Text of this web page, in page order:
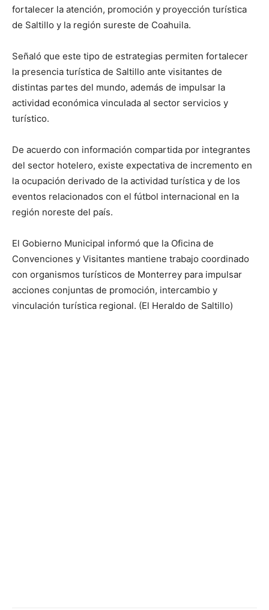
fortalecer la atención, promoción y proyección turística
de Saltillo y la región sureste de Coahuila.
Señaló que este tipo de estrategias permiten fortalecer
la presencia turística de Saltillo ante visitantes de
distintas partes del mundo, además de impulsar la
actividad económica vinculada al sector servicios y
turístico.
De acuerdo con información compartida por integrantes
del sector hotelero, existe expectativa de incremento en
la ocupación derivado de la actividad turística y de los
eventos relacionados con el fútbol internacional en la
región noreste del país.
El Gobierno Municipal informó que la Oficina de
Convenciones y Visitantes mantiene trabajo coordinado
con organismos turísticos de Monterrey para impulsar
acciones conjuntas de promoción, intercambio y
vinculación turística regional. (El Heraldo de Saltillo)